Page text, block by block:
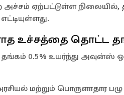
அச்சம் ஏற்பட்டுள்ள நிலையில்,
உச்சத்தை தொட்ட
0.5% உயர்ந்து அவுன்ஸ்
மற்றும் பொருளாதார